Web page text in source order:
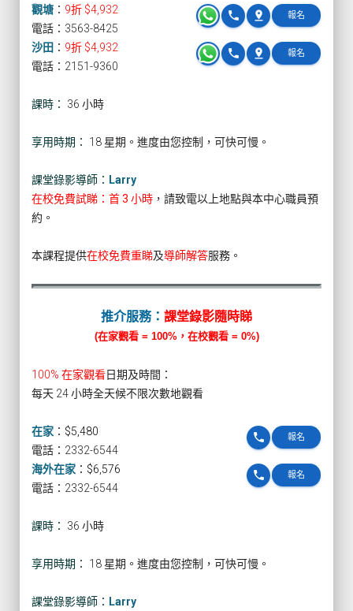
觀塘 ： 9折 $4,932 報名
pin_drop
phone
電話：3563-8425
沙田 ： 9折 $4,932 報名
pin_drop
phone
電話：2151-9360
課時： 36 小時
享用時期： 18 星期。進度由您控制，可快可慢。
課堂錄影導師： Larry
在校免費試睇：首 3 小時 ，請致電以上地點與本中心職員預
約。
本課程提供在校免費重睇及導師解答服務。
推介服務： 課堂錄影隨時睇
(在家觀看 = 100%，在校觀看 = 0%)
100% 在家觀看日期及時間：
每天 24 小時全天候不限次數地觀看
在家 ： $5,480 報名
phone
電話：2332-6544
海外在家 ： $6,576 報名
phone
電話：2332-6544
課時： 36 小時
享用時期： 18 星期。進度由您控制，可快可慢。
課堂錄影導師： Larry